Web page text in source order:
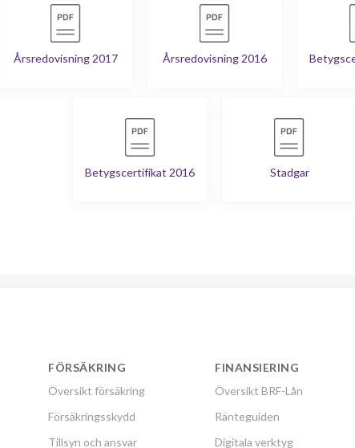
Årsredovisning 2017 Årsredovisning 2016
Betygscertifikat 2016 Stadgar
FÖRSÄKRING
Översikt försäkring
Försäkringsskydd
Tillsyn och ansvar
FINANSIERING
Översikt BRF-Lån
Ränteguiden
Digitala verktyg